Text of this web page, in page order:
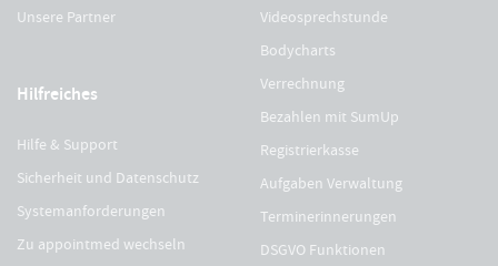
Unsere Partner
Hilfreiches
Hilfe & Support
Sicherheit und Datenschutz
Systemanforderungen
Zu appointmed wechseln
Videosprechstunde
Bodycharts
Verrechnung
Bezahlen mit SumUp
Registrierkasse
Aufgaben Verwaltung
Terminerinnerungen
DSGVO Funktionen